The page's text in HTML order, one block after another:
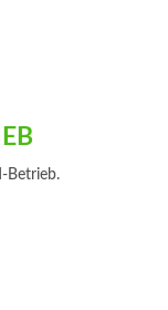
Betrieb.